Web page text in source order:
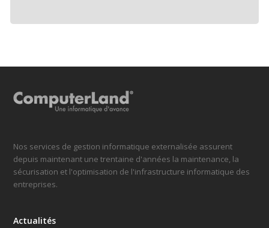
Nos services de gestion informatique externalisée assurent
depuis maintenant une trentaine d'années la maintenance, la
sécurisation et l'optimisation de l'infrastructure informatique des
entreprises.
Actualités